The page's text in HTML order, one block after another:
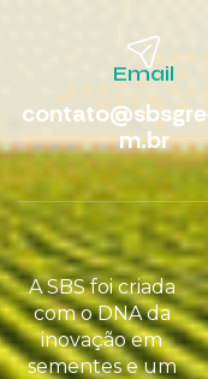
Email
m.br
A SBS foi criada
com o DNA da
inovação em
sementes e um